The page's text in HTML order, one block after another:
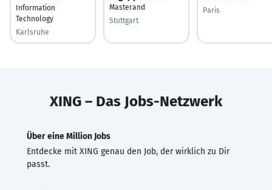
Information
Technology
Karlsruhe
Masterand
Stuttgart
Paris
XING – Das Jobs-Netzwerk
Über eine Million Jobs
Entdecke mit XING genau den Job, der wirklich zu Dir
passt.